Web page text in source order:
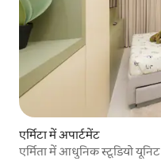
एर्मिटा में अपार्टमेंट
एर्मिता में आधुनिक स्टूडियो यूनिट